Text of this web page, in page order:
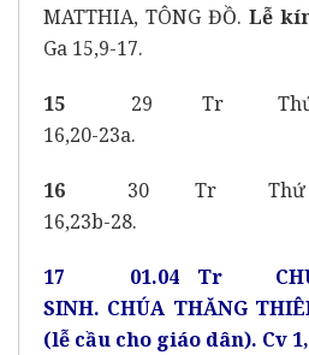
MATTHIA, TÔNG ĐỒ. Lễ
Ga 15,9-17.
15 29 Tr Thứ Sáu.
16,20-23a.
16
30 Tr Thứ Bảy.
16,23b-28.
17 01.04 Tr CHÚA
SINH. CHÚA THĂNG
(lễ cầu cho giáo dân). Cv